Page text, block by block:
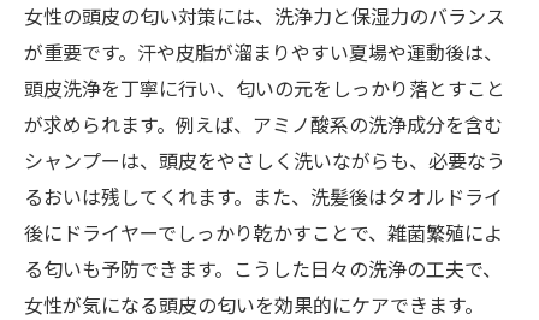
女性の頭皮の匂い対策には、洗浄力と保湿力のバランス
が重要です。汗や皮脂が溜まりやすい夏場や運動後は、
頭皮洗浄を丁寧に行い、匂いの元をしっかり落とすこと
が求められます。例えば、アミノ酸系の洗浄成分を含む
シャンプーは、頭皮をやさしく洗いながらも、必要なう
るおいは残してくれます。また、洗髪後はタオルドライ
後にドライヤーでしっかり乾かすことで、雑菌繁殖によ
る匂いも予防できます。こうした日々の洗浄の工夫で、
女性が気になる頭皮の匂いを効果的にケアできます。